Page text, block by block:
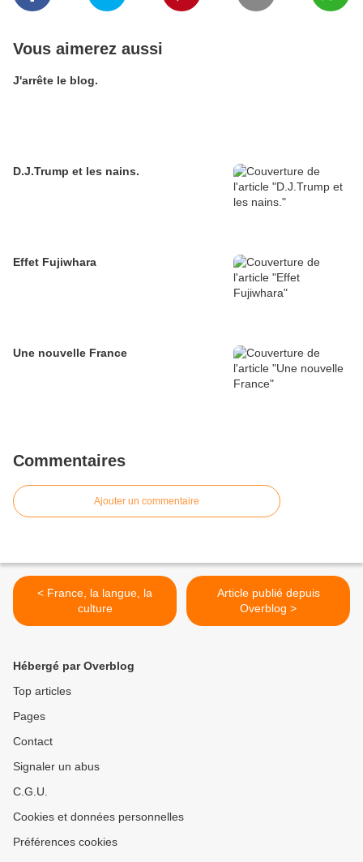
Vous aimerez aussi
J'arrête le blog.
D.J.Trump et les nains.
Effet Fujiwhara
Une nouvelle France
Commentaires
Ajouter un commentaire
< France, la langue, la
culture
Article publié depuis
Overblog >
Hébergé par Overblog
Top articles
Pages
Contact
Signaler un abus
C.G.U.
Cookies et données personnelles
Préférences cookies